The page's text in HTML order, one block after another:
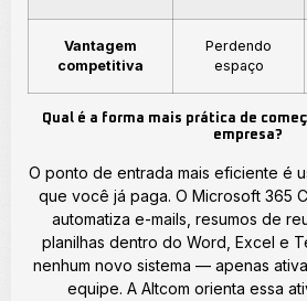
Vantagem
competitiva
Perdendo
espaço
Qual é a forma mais prática de
empresa?
O ponto de entrada mais eficiente é
que você já paga. O Microsoft 365
automatiza e-mails, resumos de
planilhas dentro do Word, Excel e
nenhum novo sistema — apenas
equipe. A Altcom orienta essa